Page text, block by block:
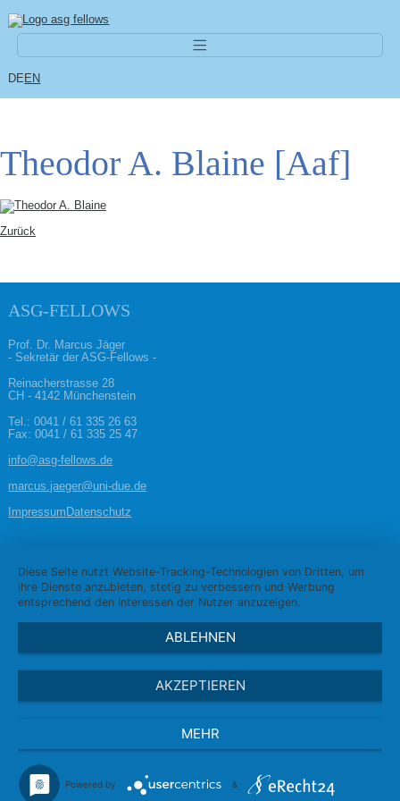
Navigation überspringen
DE EN
Theodor A. Blaine [Aaf]
Zurück
ASG-FELLOWS
Prof. Dr. Marcus Jäger
- Sekretär der ASG-Fellows -
Reinacherstrasse 28
CH - 4142 Münchenstein
Tel.:0041 / 61 335 26 63
Fax: 0041 / 61 335 25 47
info@asg-fellows.de
marcus.jaeger@uni-due.de
Navigation überspringen
Impressum Datenschutz
Diese Seite nutzt Website-Tracking-Technologien von Dritten, um
ihre Dienste anzubieten, stetig zu verbessern und Werbung
entsprechend den Interessen der Nutzer anzuzeigen.
ABLEHNEN
AKZEPTIEREN
MEHR
Powered by &